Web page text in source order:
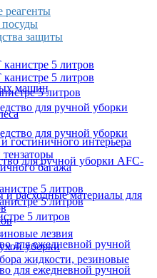
реагенты
посуды
защиты
машин
гостиничного интерьера
багажа
и расходные материалы для
лезвия
уборки
жидкости, резиновые
5 литров
для ручной уборки AFC-
5 литров